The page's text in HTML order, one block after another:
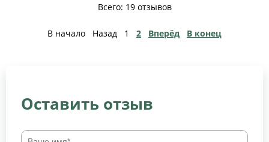
Всего: 19 отзывов
В начало Назад 1 2 Вперёд В конец
Оставить отзыв